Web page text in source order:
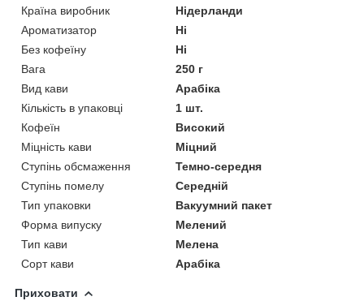
Країна виробник
Нідерланди
Ароматизатор
Ні
Без кофеїну
Ні
Вага
250 г
Вид кави
Арабіка
Кількість в упаковці
1 шт.
Кофеїн
Високий
Міцність кави
Міцний
Ступінь обсмаження
Темно-середня
Ступінь помелу
Середній
Тип упаковки
Вакуумний пакет
Форма випуску
Мелений
Тип кави
Мелена
Сорт кави
Арабіка
Приховати